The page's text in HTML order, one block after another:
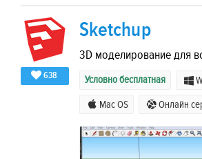
638
Sketchup
3D моделирование для
Условно бесплатная
Mac OS Онлайн